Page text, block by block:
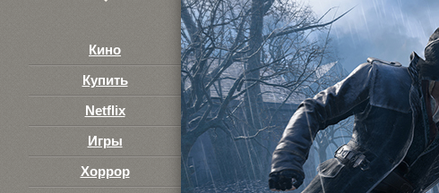
1
2
3
Кино
Купить
Netflix
Игры
Хоррор